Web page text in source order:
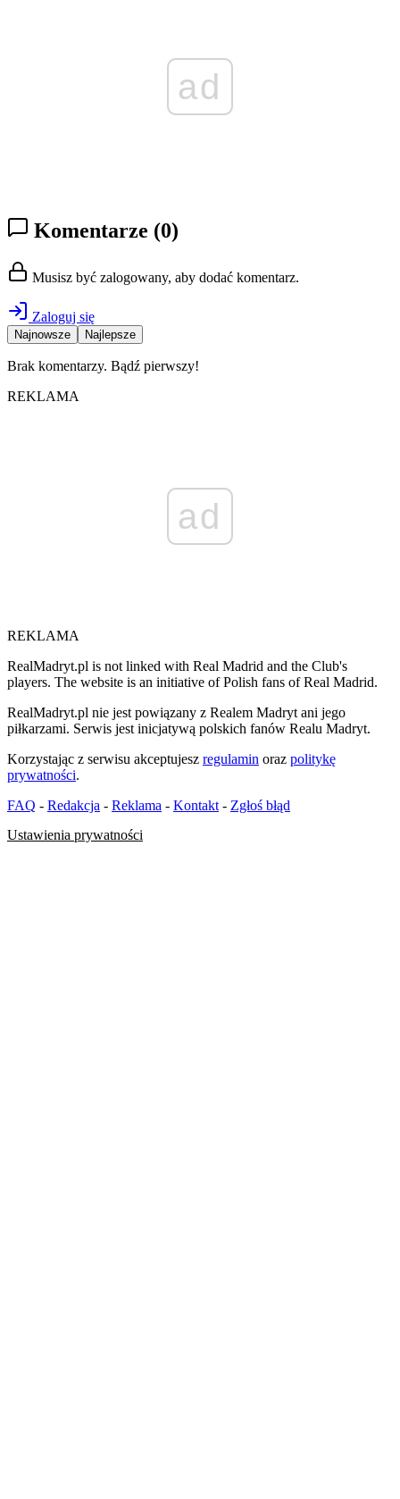
ad
Komentarze (0)
Musisz być zalogowany, aby dodać komentarz.
Zaloguj się
Najnowsze Najlepsze
Brak komentarzy. Bądź pierwszy!
REKLAMA
ad
REKLAMA
RealMadryt.pl is not linked with Real Madrid and the Club's
players. The website is an initiative of Polish fans of Real Madrid.
RealMadryt.pl nie jest powiązany z Realem Madryt ani jego
piłkarzami. Serwis jest inicjatywą polskich fanów Realu Madryt.
Korzystając z serwisu akceptujesz regulamin oraz politykę
prywatności.
FAQ - Redakcja - Reklama - Kontakt - Zgłoś błąd
Ustawienia prywatności